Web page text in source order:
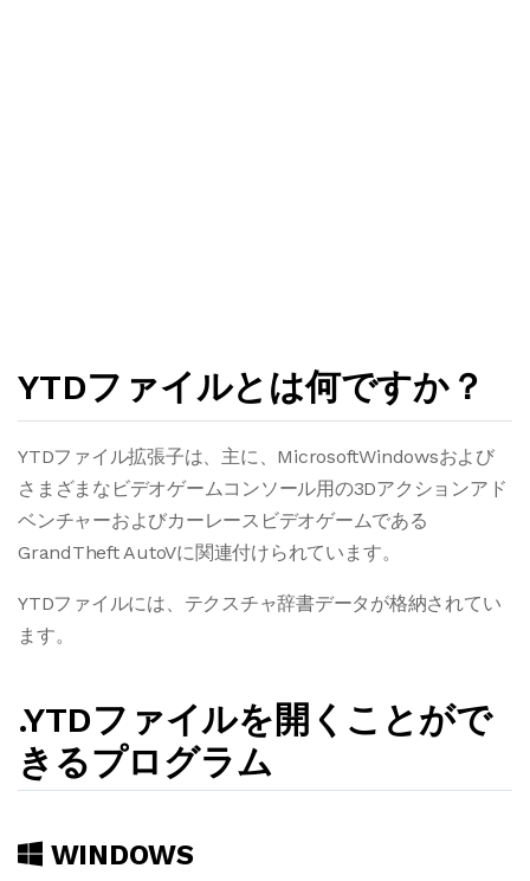
YTDファイルとは何ですか？
YTDファイル拡張子は、主に、MicrosoftWindowsおよび
さまざまなビデオゲームコンソール用の3Dアクションアド
ベンチャーおよびカーレースビデオゲームである
GrandTheft AutoVに関連付けられています。
YTDファイルには、テクスチャ辞書データが格納されてい
ます。
.YTDファイルを開くことがで
きるプログラム
WINDOWS